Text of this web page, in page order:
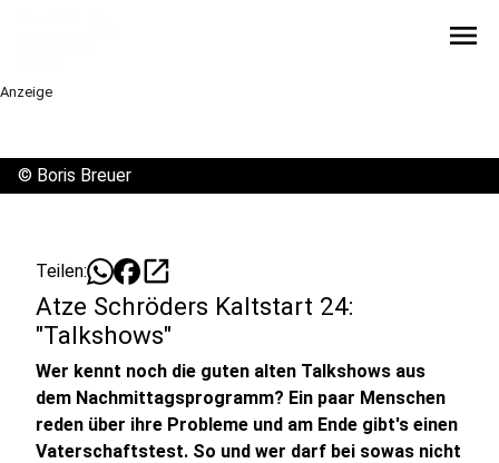
menu
Anzeige
© Boris Breuer
Teilen: open_in_new
Atze Schröders Kaltstart 24:
"Talkshows"
Wer kennt noch die guten alten Talkshows aus
dem Nachmittagsprogramm? Ein paar Menschen
reden über ihre Probleme und am Ende gibt's einen
Vaterschaftstest. So und wer darf bei sowas nicht